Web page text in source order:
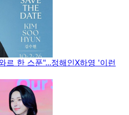
르 한 스푼"...정해인X하영 '이런